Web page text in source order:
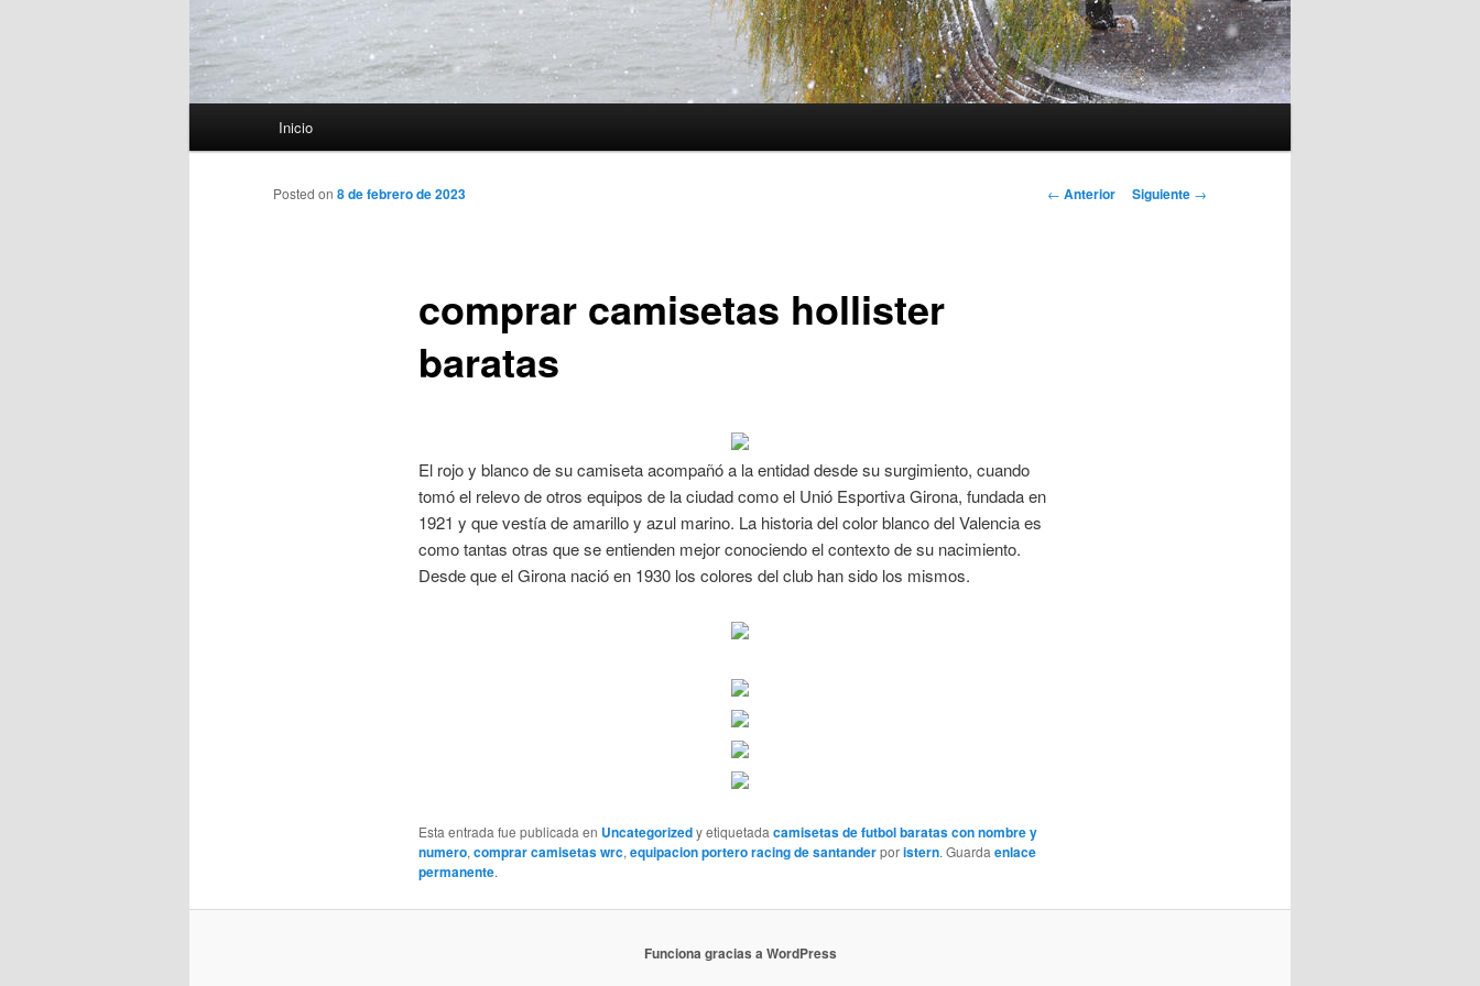
Inicio
Navegación
← Anterior Siguiente →
comprar camisetas hollister
baratas
Posted on 8 de febrero de 2023
El rojo y blanco de su camiseta acompañó a la entidad desde su surgimiento, cuando
tomó el relevo de otros equipos de la ciudad como el Unió Esportiva Girona, fundada en
1921 y que vestía de amarillo y azul marino. La historia del color blanco del Valencia es
como tantas otras que se entienden mejor conociendo el contexto de su nacimiento.
Desde que el Girona nació en 1930 los colores del club han sido los mismos.
Esta entrada fue publicada en Uncategorizedy etiquetadacamisetas de futbol baratas con nombre y
numero,comprar camisetas wrc,equipacion portero racing de santanderporistern. Guardaenlace
permanente.
Funciona gracias a WordPress